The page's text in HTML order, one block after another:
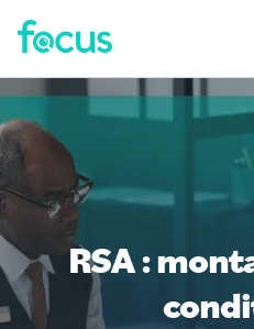
RSA :